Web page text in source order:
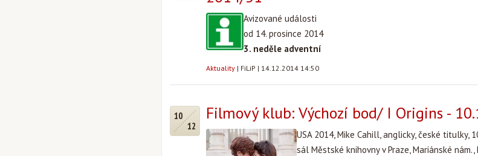
Avizované události
od 14. prosince 2014
3. neděle adventní
Aktuality | FiLiP | 14.12.2014 14:50
10
12
Filmový klub: Výchozí bod/ I Origins -
USA 2014, Mike Cahill, anglicky, české titulky,
sál Městské knihovny v Praze, Mariánské nám.,